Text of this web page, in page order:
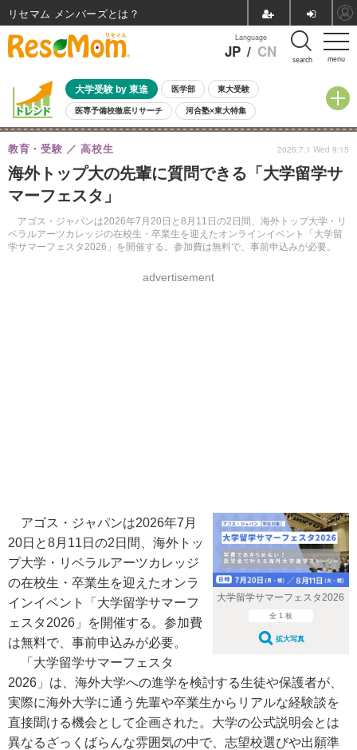
menu
Language
JP / CN search
大学受験 by 東進 医学部 東大受験
医専予備校徹底リサーチ 河合塾×東大特集
親子で考える大学選び 高校受験 中学受験 小学校受験
共通テスト 夏休み
8月開催イベント・WS 全国公立高校 過去問 人気記事
自由研究教材（小学生向け）
海外トップ大の先輩に質問できる「大学留学サ
マーフェスタ」
アゴス・ジャパンは2026年7月20日と8月11日の2日間、海外トップ大学・リ
ベラルアーツカレッジの在校生・卒業生を迎えたオンラインイベント「大学留
学サマーフェスタ2026」を開催する。参加費は無料で、事前申込みが必要。
教育・受験 高校生
advertisement
2026.7.1 Wed 9:15
大学留学サマーフェスタ2026
全 1 枚
拡大写真
アゴス・ジャパンは2026年7月
20日と8月11日の2日間、海外トッ
プ大学・リベラルアーツカレッジ
の在校生・卒業生を迎えたオンラ
インイベント「大学留学サマーフ
ェスタ2026」を開催する。参加費
は無料で、事前申込みが必要。
「大学留学サマーフェスタ
2026」は、海外大学への進学を検討する生徒や保護者が、
実際に海外大学に通う先輩や卒業生からリアルな経験談を
直接聞ける機会として企画された。大学の公式説明会とは
異なるざっくばらんな雰囲気の中で、志望校選びや出願準
リセマム メンバーズ